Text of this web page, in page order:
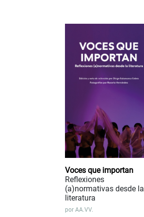
Voces que importan
Reflexiones
(a)normativas desde la
literatura
por AA.VV.